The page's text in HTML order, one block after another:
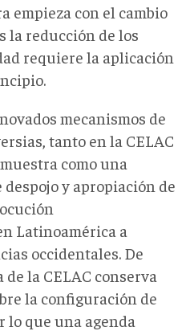
empieza con el cambio
la reducción de los
requiere la aplicación
mecanismos de
tanto en la CELAC
como una
y apropiación de
Latinoamérica a
occidentales. De
la CELAC conserva
la configuración de
lo que una agenda